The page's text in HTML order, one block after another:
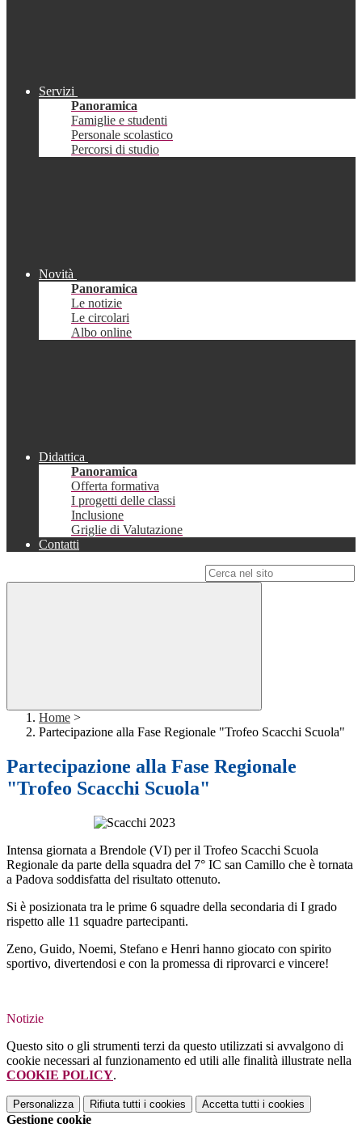
Servizi
Panoramica
Famiglie e studenti
Personale scolastico
Percorsi di studio
Novità
Panoramica
Le notizie
Le circolari
Albo online
Didattica
Panoramica
Offerta formativa
I progetti delle classi
Inclusione
Griglie di Valutazione
Contatti
Home >
Partecipazione alla Fase Regionale "Trofeo Scacchi Scuola"
Partecipazione alla Fase Regionale
"Trofeo Scacchi Scuola"
Intensa giornata a Brendole (VI) per il Trofeo Scacchi Scuola
Regionale da parte della squadra del 7° IC san Camillo che è tornata
a Padova soddisfatta del risultato ottenuto.
Si è posizionata tra le prime 6 squadre della secondaria di I grado
rispetto alle 11 squadre partecipanti.
Zeno, Guido, Noemi, Stefano e Henri hanno giocato con spirito
sportivo, divertendosi e con la promessa di riprovarci e vincere!
Notizie
Questo sito o gli strumenti terzi da questo utilizzati si avvalgono di
cookie necessari al funzionamento ed utili alle finalità illustrate nella
COOKIE POLICY.
Personalizza Rifiuta tutti i cookies Accetta tutti i cookies
Gestione cookie